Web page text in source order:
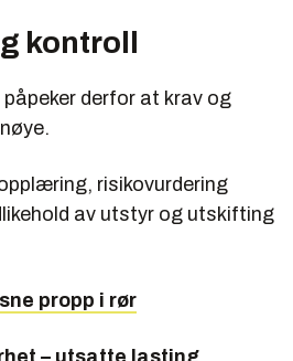
kontroll
derfor at krav og
risikovurdering
av utstyr og utskifting
propp i rør
– utsatte lasting